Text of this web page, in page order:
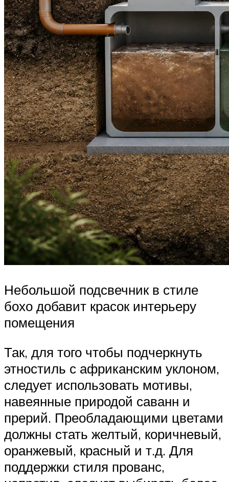
Небольшой подсвечник в стиле
бохо добавит красок интерьеру
помещения
Так, для того чтобы подчеркнуть
этностиль с африканским уклоном,
следует использовать мотивы,
навеянные природой саванн и
прерий. Преобладающими цветами
должны стать желтый, коричневый,
оранжевый, красный и т.д. Для
поддержки стиля прованс,